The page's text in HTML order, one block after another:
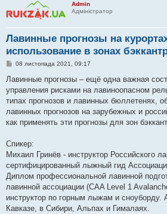
Admin
Адміністратор
Лавинные прогнозы на
использование в зонах
П
в
д
о
л
е
я
08 листопада 2021, 09:17
Лавинные прогнозы – ещё одна важная
управления рисками на лавиноопасном
типах прогнозов и лавинных бюллетенях,
лавинных прогнозов на зарубежных и
как применять эти прогнозы для зон
Спикер:
Михаил Гринёв - инструктор Российского
сертифицированный лыжный гид
Диплом профессиональной лавинной
лавинной ассоциации (CAA Level 1
инструктор по горным лыжам и сноуборду.
Кавказе, в Сибири, Альпах и Гималаях.